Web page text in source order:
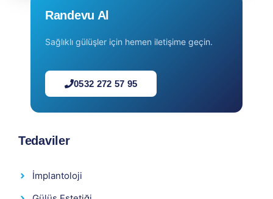
Randevu Al
Sağlıklı gülüşler için hemen iletişime geçin.
0532 272 57 95
Tedaviler
İmplantoloji